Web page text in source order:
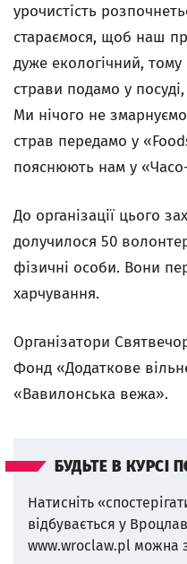
урочистість
стараємося, щоб наш
дуже екологічний,
страви подамо у посуді,
Ми нічого не
страв передамо у
пояснюють нам у
До організації цього
долучилося 50
фізичні особи. Вони
харчування.
Організатори
Фонд «Додаткове
«Вавилонська вежа».
БУДЬТЕ В КУРСІ
Натисніть
відбувається у
www.wroclaw.pl можна